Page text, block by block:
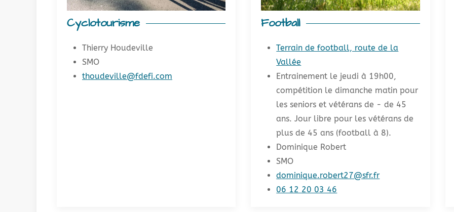
Cyclotourisme
Thierry Houdeville
SMO
thoudeville@fdefi.com
Football
Terrain de football, route de la
Vallée
Entrainement le jeudi à 19h00,
compétition le dimanche matin pour
les seniors et vétérans de - de 45
ans. Jour libre pour les vétérans de
plus de 45 ans (football à 8).
Dominique Robert
SMO
dominique.robert27@sfr.fr
06 12 20 03 46